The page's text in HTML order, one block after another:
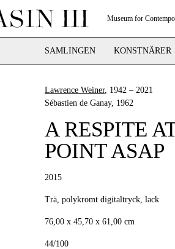
Museum for
SAMLINGEN KONSTNÄRER
Lawrence Weiner, 1942 – 2021
Sébastien de Ganay, 1962
A RESPITE
POINT ASAP
2015
Trä, polykromt digitaltryck, lack
76,00 x 45,70 x 61,00 cm
44/100